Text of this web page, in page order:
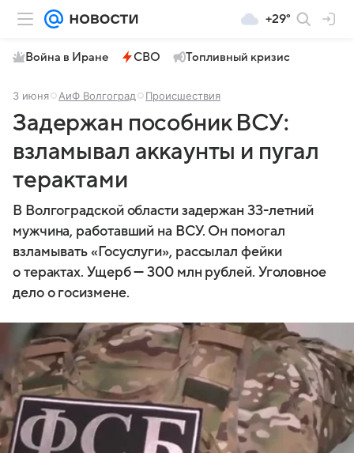
+29°
Война в Иране СВО Топливный кризис
3 июня АиФ Волгоград Происшествия
Задержан пособник ВСУ:
взламывал аккаунты и пугал
терактами
В Волгоградской области задержан 33-летний
мужчина, работавший на ВСУ. Он помогал
взламывать «Госуслуги», рассылал фейки
о терактах. Ущерб — 300 млн рублей. Уголовное
дело о госизмене.